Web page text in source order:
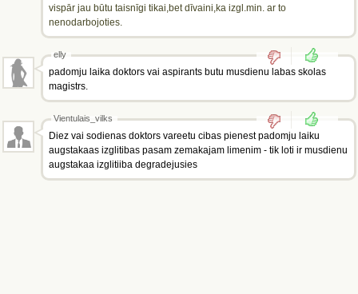
vispār jau būtu taisnīgi tikai,bet dīvaini,ka izgl.min. ar to
nenodarbojoties.
elly
padomju laika doktors vai aspirants butu musdienu labas skolas
magistrs.
Vientulais_vilks
Diez vai sodienas doktors vareetu cibas pienest padomju laiku
augstakaas izglitibas pasam zemakajam limenim - tik loti ir musdienu
augstakaa izglitiiba degradejusies